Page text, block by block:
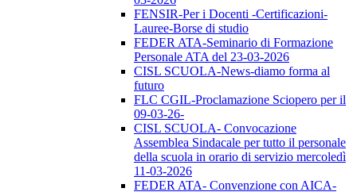
FENSIR-Per i Docenti -Certificazioni-
Lauree-Borse di studio
FEDER ATA-Seminario di Formazione
Personale ATA del 23-03-2026
CISL SCUOLA-News-diamo forma al
futuro
FLC CGIL-Proclamazione Sciopero per il
09-03-26-
CISL SCUOLA- Convocazione
Assemblea Sindacale per tutto il personale
della scuola in orario di servizio mercoledì
11-03-2026
FEDER ATA- Convenzione con AICA-